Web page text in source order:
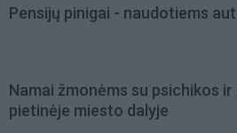
Pensijų pinigai - naudotiems
Namai žmonėms su psichikos
pietinėje miesto dalyje